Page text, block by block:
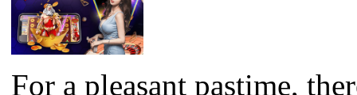
For a pleasant pastime,